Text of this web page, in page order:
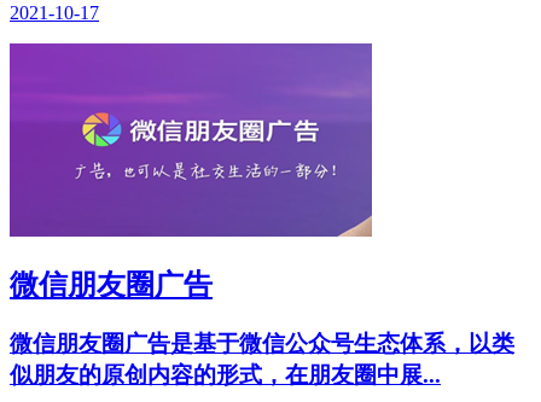
2021-10-17
微信朋友圈广告
微信朋友圈广告是基于微信公众号生态体系，以类
似朋友的原创内容的形式，在朋友圈中展...